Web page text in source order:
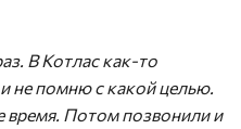
В Котлас как-то
не помню с какой целью.
время. Потом позвонили и